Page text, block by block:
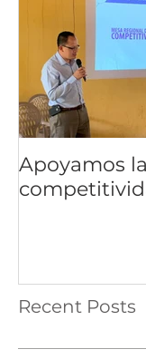
Apoyamos la
Recent Posts